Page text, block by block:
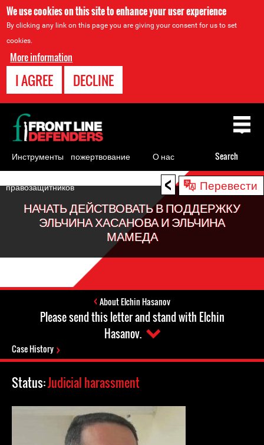
We use cookies on this site to enhance your user experience
By clicking any link on this page you are giving your consent for us to set
cookies.
More information
I AGREE DECLINE
< Перевести
to
НАЧАТЬ ДЕЙСТВОВАТЬ В ПОДДЕРЖКУ
ЭЛЬЧИНА ХАСАНОВА И ЭЛЬЧИНА
МАМЕДА
About Elchin Hasanov
Please send this letter and stand with Elchin
Hasanov.
Case History
Status:Judicial harassment
Back
to
top
Инструменты
для
правозащитников
пожертвование О нас Search